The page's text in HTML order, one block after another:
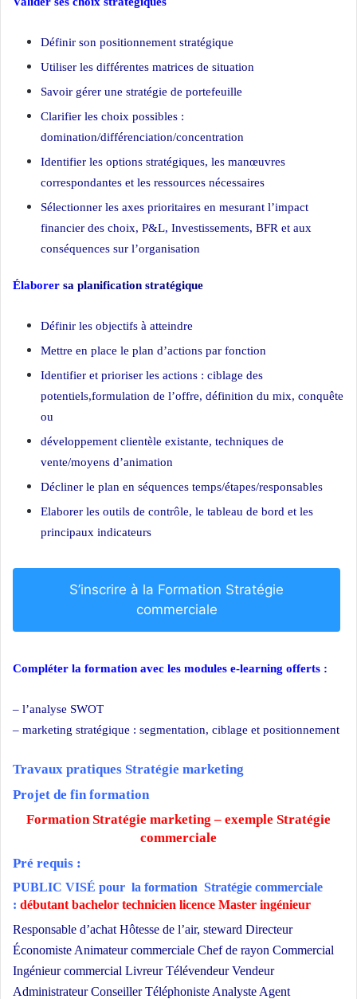
Définir son positionnement stratégique
Utiliser les différentes matrices de situation
Savoir gérer une stratégie de portefeuille
Clarifier les choix possibles :
domination/différenciation/concentration
Identifier les options stratégiques, les manœuvres
correspondantes et les ressources nécessaires
Sélectionner les axes prioritaires en mesurant l’impact
financier des choix, P&L, Investissements, BFR et aux
conséquences sur l’organisation
Élaborer sa planification stratégique
Définir les objectifs à atteindre
Mettre en place le plan d’actions par fonction
Identifier et prioriser les actions : ciblage des
potentiels,formulation de l’offre, définition du mix, conquête
ou
développement clientèle existante, techniques de
vente/moyens d’animation
Décliner le plan en séquences temps/étapes/responsables
Elaborer les outils de contrôle, le tableau de bord et les
principaux indicateurs
S’inscrire à la Formation Stratégie
commerciale
Compléter la formation avec les modules e-learning offerts :
– l’analyse SWOT
– marketing stratégique : segmentation, ciblage et positionnement
Travaux pratiques Stratégie marketing
Projet de fin formation
Formation Stratégie marketing – exemple Stratégie
commerciale
Pré requis :
PUBLIC VISÉ pour la formation Stratégie commerciale
: débutant bachelor technicien licence Master ingénieur
Responsable d’achat Hôtesse de l’air, steward Directeur
Économiste Animateur commerciale Chef de rayon Commercial
Ingénieur commercial Livreur Télévendeur Vendeur
Administrateur Conseiller Téléphoniste Analyste Agent